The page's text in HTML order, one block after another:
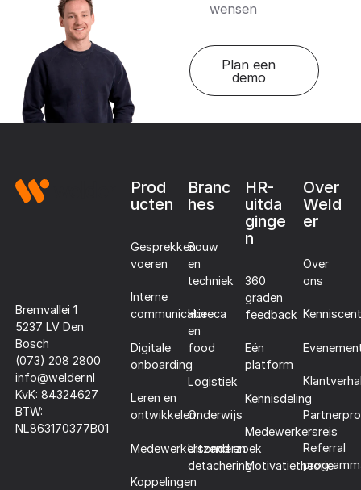
wensen
Plan een
demo
Bremvallei 1
5237 LV Den
Bosch
(073) 208 2800
info@welder.nl
KvK: 84324627
BTW:
NL863170377B01
Prod
ucten
Gesprekken
voeren
Interne
communicatie
Digitale
onboarding
Leren en
ontwikkelen
Medewerkersonderzoek
Koppelingen
Branc
hes
Bouw
en
techniek
Horeca
en
food
Logistiek
Onderwijs
Uitzend en
detachering
HR-
uitda
ginge
n
360
graden
feedback
Eén
platform
Kennisdeling
Medewerkersreis
Motivatietheorie
Over
Weld
er
Over
ons
Referral